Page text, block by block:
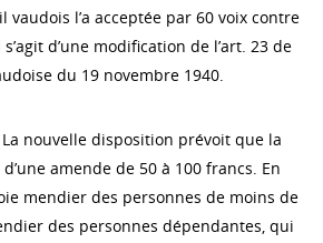
vaudois l’a acceptée par 60 voix contre
d’une modification de l’art. 23 de
du 19 novembre 1940.
La nouvelle disposition prévoit que la
amende de 50 à 100 francs. En
mendier des personnes de moins de
des personnes dépendantes, qui